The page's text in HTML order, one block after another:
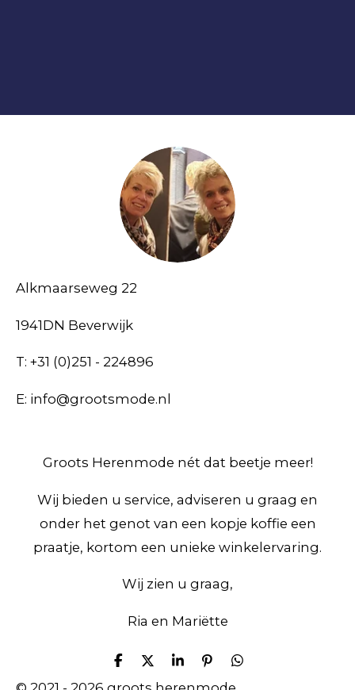
Alkmaarseweg 22
1941DN Beverwijk
T: +31 (0)251 - 224896
E: info@grootsmode.nl
Groots Herenmode nét dat beetje meer!
Wij bieden u service, adviseren u graag en
onder het genot van een kopje koffie een
praatje, kortom een unieke winkelervaring.
Wij zien u graag,
Ria en Mariëtte
D
D
S
P
D